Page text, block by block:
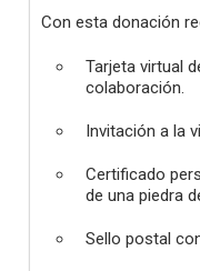
Con esta donación
Tarjeta virtual
colaboración.
Invitación a la
Certificado
de una piedra
Sello postal